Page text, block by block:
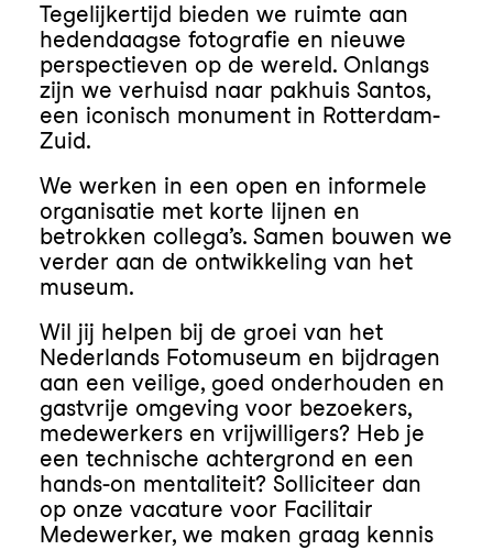
Tegelijkertijd bieden we ruimte aan
hedendaagse fotografie en nieuwe
perspectieven op de wereld. Onlangs
zijn we verhuisd naar pakhuis Santos,
een iconisch monument in Rotterdam-
Zuid.
We werken in een open en informele
organisatie met korte lijnen en
betrokken collega’s. Samen bouwen we
verder aan de ontwikkeling van het
museum.
Wil jij helpen bij de groei van het
Nederlands Fotomuseum en bijdragen
aan een veilige, goed onderhouden en
gastvrije omgeving voor bezoekers,
medewerkers en vrijwilligers? Heb je
een technische achtergrond en een
hands-on mentaliteit? Solliciteer dan
op onze vacature voor Facilitair
Medewerker, we maken graag kennis